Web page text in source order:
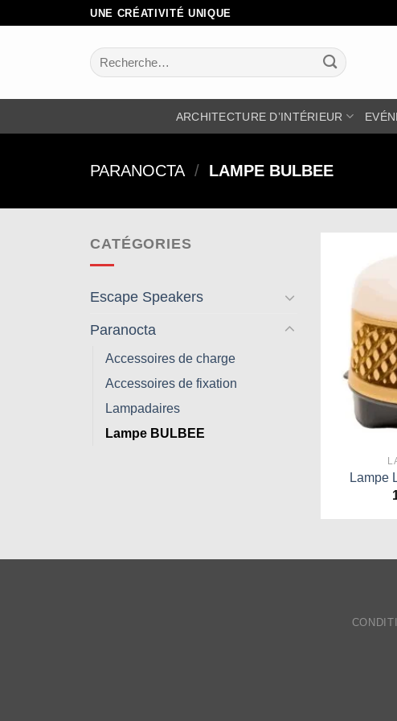
UNE CRÉATIVITÉ UNIQUE
Recherche
pour :
ARCHITECTURE D’INTÉRIEUR
PARANOCTA / LAMPE BULBEE
CATÉGORIES
Escape Speakers
Paranocta
Accessoires de charge
Accessoires de fixation
Lampadaires
Lampe BULBEE
Lampe